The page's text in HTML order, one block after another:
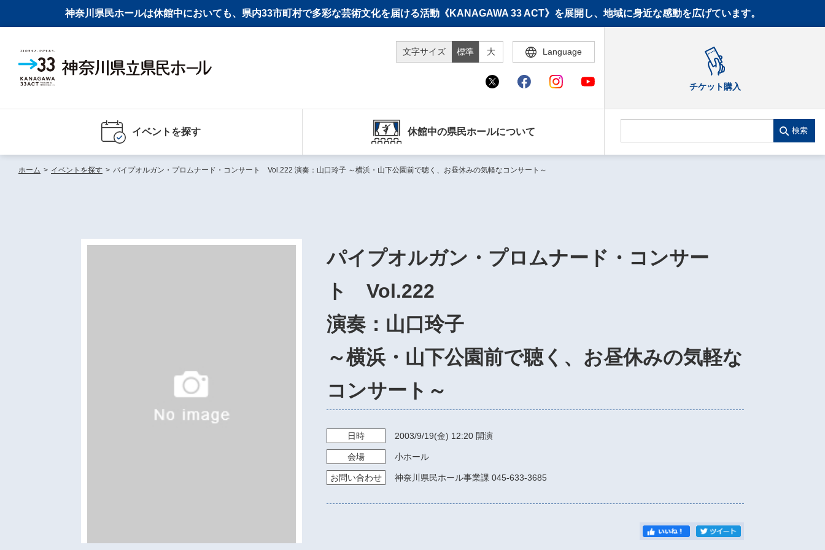
神奈川県民ホールは休館中においても、県内33市町村で多彩な芸術文化を届ける活動《KANAGAWA 33 ACT》を展開し、地域に身近な感動を広げています。
文字サイズ 標準 大 Language
チケット購入
イベントを探す 休館中の県民ホールについて 検索
ホーム > イベントを探す > パイプオルガン・プロムナード・コンサート Vol.222 演奏：山口玲子 ～横浜・山下公園前で聴く、お昼休みの気軽なコンサート～
パイプオルガン・プロムナード・コンサー
ト Vol.222
演奏：山口玲子
～横浜・山下公園前で聴く、お昼休みの気軽な
コンサート～
日時 2003/9/19(金) 12:20 開演
会場 小ホール
お問い合わせ 神奈川県民ホール事業課 045-633-3685